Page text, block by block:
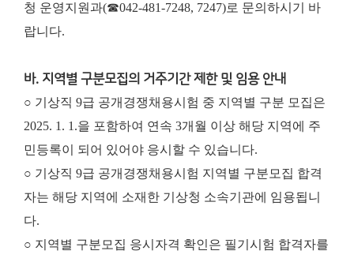
청 운영지원과(☎042-481-7248, 7247)로 문의하시기 바
랍니다.
바. 지역별 구분모집의 거주기간 제한 및 임용 안내
○ 기상직 9급 공개경쟁채용시험 중 지역별 구분 모집은
2025. 1. 1.을 포함하여 연속 3개월 이상 해당 지역에 주
민등록이 되어 있어야 응시할 수 있습니다.
○ 기상직 9급 공개경쟁채용시험 지역별 구분모집 합격
자는 해당 지역에 소재한 기상청 소속기관에 임용됩니
다.
○ 지역별 구분모집 응시자격 확인은 필기시험 합격자를